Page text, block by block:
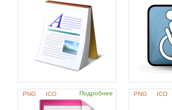
PNG ICO Подробнее PNG ICO